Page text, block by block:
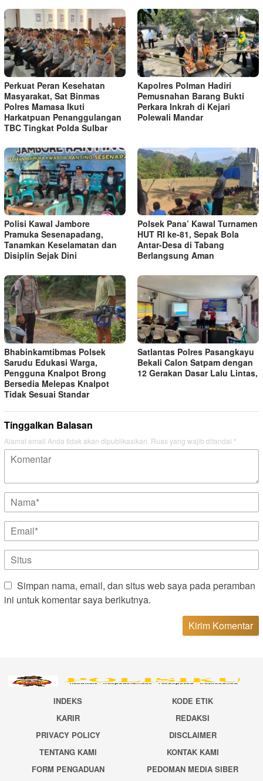
Perkuat Peran Kesehatan
Masyarakat, Sat Binmas
Polres Mamasa Ikuti
Harkatpuan Penanggulangan
TBC Tingkat Polda Sulbar
Kapolres Polman Hadiri
Pemusnahan Barang Bukti
Perkara Inkrah di Kejari
Polewali Mandar
Polisi Kawal Jambore
Pramuka Sesenapadang,
Tanamkan Keselamatan dan
Disiplin Sejak Dini
Polsek Pana’ Kawal Turnamen
HUT RI ke-81, Sepak Bola
Antar-Desa di Tabang
Berlangsung Aman
Bhabinkamtibmas Polsek
Sarudu Edukasi Warga,
Pengguna Knalpot Brong
Bersedia Melepas Knalpot
Tidak Sesuai Standar
Satlantas Polres Pasangkayu
Bekali Calon Satpam dengan
12 Gerakan Dasar Lalu Lintas,
Tinggalkan Balasan
Alamat email Anda tidak akan dipublikasikan. Ruas yang wajib ditandai *
Simpan nama, email, dan situs web saya pada peramban
ini untuk komentar saya berikutnya.
INDEKS
KODE ETIK
KARIR
REDAKSI
PRIVACY POLICY
DISCLAIMER
TENTANG KAMI
KONTAK KAMI
FORM PENGADUAN
PEDOMAN MEDIA SIBER